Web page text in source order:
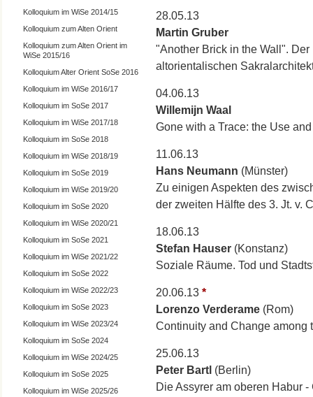
Kolloquium im WiSe 2014/15
Kolloquium zum Alten Orient
Kolloquium zum Alten Orient im
WiSe 2015/16
Kolloquium Alter Orient SoSe 2016
Kolloquium im WiSe 2016/17
Kolloquium im SoSe 2017
Kolloquium im WiSe 2017/18
Kolloquium im SoSe 2018
Kolloquium im WiSe 2018/19
Kolloquium im SoSe 2019
Kolloquium im WiSe 2019/20
Kolloquium im SoSe 2020
Kolloquium im WiSe 2020/21
Kolloquium im SoSe 2021
Kolloquium im WiSe 2021/22
Kolloquium im SoSe 2022
Kolloquium im WiSe 2022/23
Kolloquium im SoSe 2023
Kolloquium im WiSe 2023/24
Kolloquium im SoSe 2024
Kolloquium im WiSe 2024/25
Kolloquium im SoSe 2025
Kolloquium im WiSe 2025/26
28.05.13
Martin Gruber
"Another Brick in the Wall".
altorientalischen
04.06.13
Willemijn Waal
Gone with a Trace: the Use
11.06.13
Hans Neumann (Münster)
Zu einigen Aspekten des
der zweiten Hälfte des 3. Jt. v.
18.06.13
Stefan Hauser(Konstanz)
Soziale Räume. Tod und
20.06.13 *
Lorenzo Verderame(Rom)
Continuity and Change among
25.06.13
Peter Bartl (Berlin)
Die Assyrer am oberen Habur